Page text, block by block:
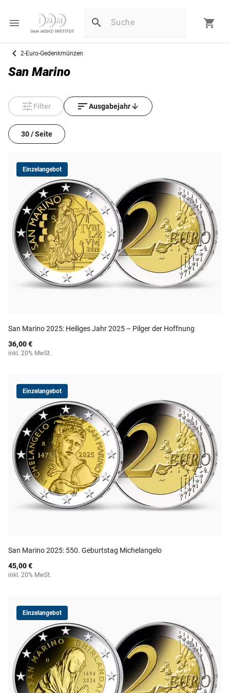
2-Euro-Gedenkmünzen
San Marino
Filter Ausgabejahr
30 / Seite
Einzelangebot
San Marino 2025: Heiliges Jahr 2025 – Pilger der Hoffnung
36,00 €
inkl. 20% MwSt.
Einzelangebot
San Marino 2025: 550. Geburtstag Michelangelo
45,00 €
inkl. 20% MwSt.
Einzelangebot